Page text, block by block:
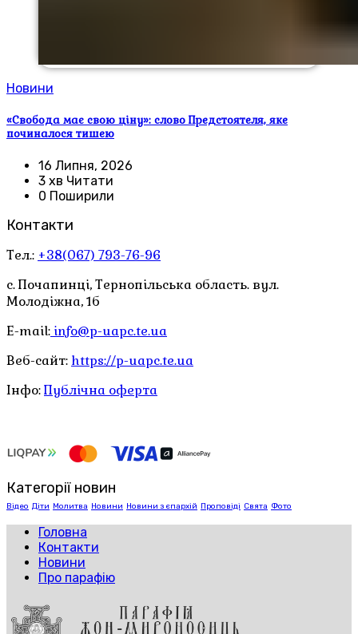
Новини
«Свобода має свою ціну»: слово Предстоятеля, яке
починалося тишею
16 Липня, 2026
3 хв Читати
0 Поширили
Контакти
Тел.: +38(067) 793-76-96
с. Почапинці, Тернопільська область. вул.
Молодіжна, 1б
E-mail: info@p-uapc.te.ua
Веб-сайт: https://p-uapc.te.ua
Інфо:Публічна оферта
Категорії новин
Відео Діти Молитва Новини Новини з єпархій Проповіді Свята Фото
Головна
Контакти
Новини
Про парафію